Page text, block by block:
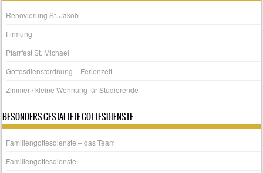
Renovierung St. Jakob
Firmung
Pfarrfest St. Michael
Gottesdienstordnung – Ferienzeit
Zimmer / kleine Wohnung für Studierende
BESONDERS GESTALTETE GOTTESDIENSTE
Familiengottesdienste – das Team
Familiengottesdienste